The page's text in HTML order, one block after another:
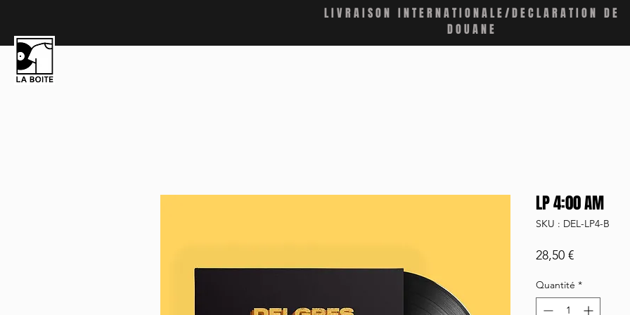
LIVRAISON INTERNATIONALE/DECLARATION DE
DOUANE
LP 4:00 AM
SKU : DEL-LP4-B
28,50 €Prix
Quantité *